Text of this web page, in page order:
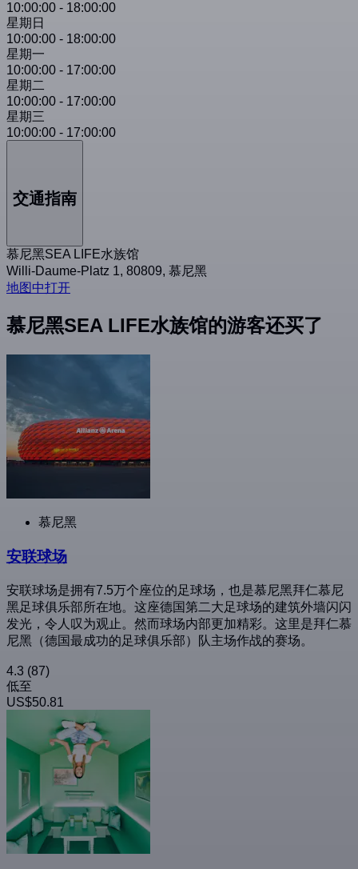
10:00:00 - 18:00:00
星期日
10:00:00 - 18:00:00
星期一
10:00:00 - 17:00:00
星期二
10:00:00 - 17:00:00
星期三
10:00:00 - 17:00:00
交通指南
慕尼黑SEA LIFE水族馆
Willi-Daume-Platz 1, 80809, 慕尼黑
地图中打开
慕尼黑SEA LIFE水族馆的游客还买了
慕尼黑
安联球场
安联球场是拥有7.5万个座位的足球场，也是慕尼黑拜仁慕尼
黑足球俱乐部所在地。这座德国第二大足球场的建筑外墙闪闪
发光，令人叹为观止。然而球场内部更加精彩。这里是拜仁慕
尼黑（德国最成功的足球俱乐部）队主场作战的赛场。
4.3 (87)
低至
US$50.81